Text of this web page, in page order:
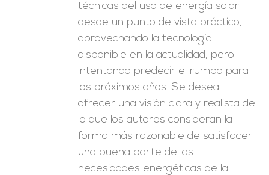
técnicas del uso de energía solar
desde un punto de vista práctico,
aprovechando la tecnología
disponible en la actualidad, pero
intentando predecir el rumbo para
los próximos años. Se desea
ofrecer una visión clara y realista de
lo que los autores consideran la
forma más razonable de satisfacer
una buena parte de las
necesidades energéticas de la